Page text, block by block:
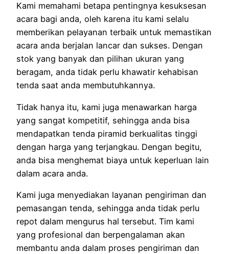
Kami memahami betapa pentingnya kesuksesan
acara bagi anda, oleh karena itu kami selalu
memberikan pelayanan terbaik untuk memastikan
acara anda berjalan lancar dan sukses. Dengan
stok yang banyak dan pilihan ukuran yang
beragam, anda tidak perlu khawatir kehabisan
tenda saat anda membutuhkannya.
Tidak hanya itu, kami juga menawarkan harga
yang sangat kompetitif, sehingga anda bisa
mendapatkan tenda piramid berkualitas tinggi
dengan harga yang terjangkau. Dengan begitu,
anda bisa menghemat biaya untuk keperluan lain
dalam acara anda.
Kami juga menyediakan layanan pengiriman dan
pemasangan tenda, sehingga anda tidak perlu
repot dalam mengurus hal tersebut. Tim kami
yang profesional dan berpengalaman akan
membantu anda dalam proses pengiriman dan